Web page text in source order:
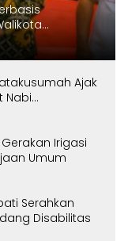
2026
Ajak
Nabi
Irigasi
Umum
Serahkan
Disabilitas